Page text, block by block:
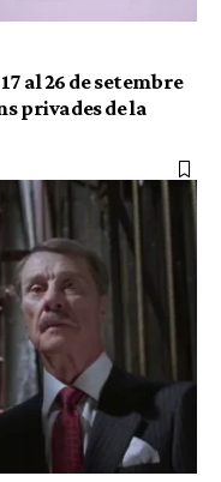
al 26 de setembre
privades de la